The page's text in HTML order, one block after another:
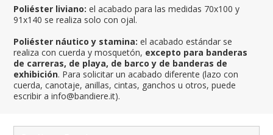
Poliéster liviano: el acabado para las medidas 70x100 y
91x140 se realiza solo con ojal.
Poliéster náutico y stamina: el acabado estándar se
realiza con cuerda y mosquetón, excepto para banderas
de carreras, de playa, de barco y de banderas de
exhibición. Para solicitar un acabado diferente (lazo con
cuerda, canotaje, anillas, cintas, ganchos u otros, puede
escribir a info@bandiere.it).